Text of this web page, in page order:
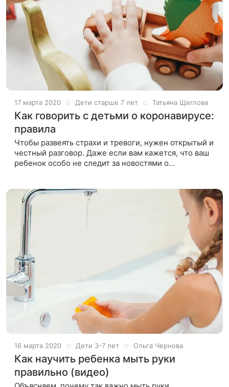
17 марта 2020 Дети старше 7 лет Татьяна Щеглова
Как говорить с детьми о коронавирусе:
правила
Чтобы развеять страхи и тревоги, нужен открытый и
честный разговор. Даже если вам кажется, что ваш
ребенок особо не следит за новостями о
16 марта 2020 Дети 3-7 лет Ольга Чернова
Как научить ребенка мыть руки
правильно (видео)